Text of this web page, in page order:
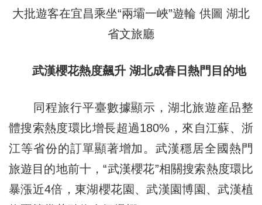
大批遊客在宜昌乘坐“兩壩一峽”遊輪 供圖 湖北
省文旅廳
武漢櫻花熱度飆升 湖北成春日熱門目的地
同程旅行平臺數據顯示，湖北旅遊産品整
體搜索熱度環比增長超過180%，來自江蘇、浙
江等省份的訂單顯著增加。武漢穩居全國熱門
旅遊目的地前十，“武漢櫻花”相關搜索熱度環比
暴漲近4倍，東湖櫻花園、武漢園博園、武漢植